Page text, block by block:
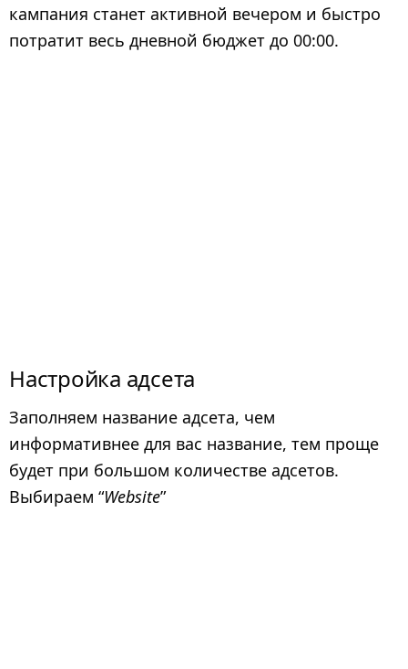
кампания станет активной вечером и быстро
потратит весь дневной бюджет до 00:00.
Настройка адсета
Заполняем название адсета, чем
информативнее для вас название, тем проще
будет при большом количестве адсетов.
Выбираем “Website”